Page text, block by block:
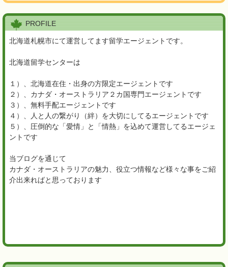
PROFILE
北海道札幌市にて運営してます留学エージェントです。
北海道留学センターは
１）、北海道在住・出身の方限定エージェントです
２）、カナダ・オーストラリア２カ国専門エージェントです
３）、無料手配エージェントです
４）、人と人の繋がり（絆）を大切にしてるエージェントです
５）、圧倒的な「愛情」と「情熱」を込めて運営してるエージェ
ントです
当ブログを通じて
カナダ・オーストラリアの魅力、役立つ情報など様々な事をご紹
介出来ればと思っております